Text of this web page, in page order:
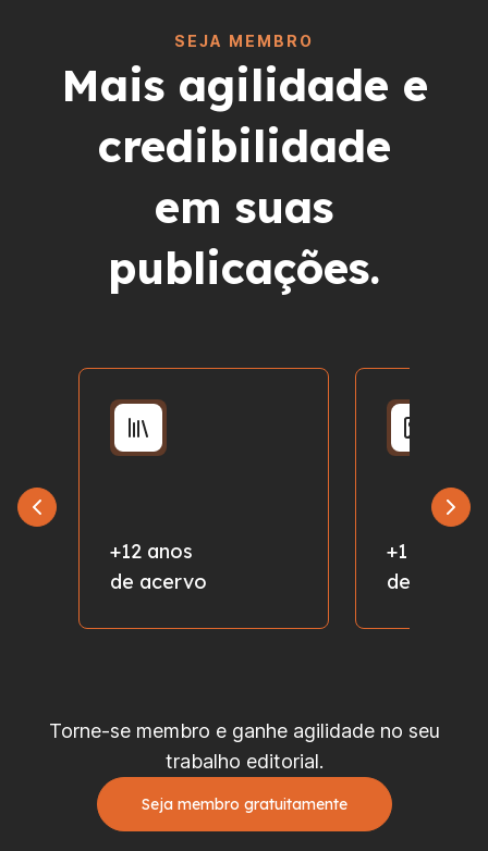
SEJA MEMBRO
Mais agilidade e
credibilidade
em suas
publicações.
+12 anos
de acervo
+1 milhão
de fotos
Torne-se membro e ganhe agilidade no seu
trabalho editorial.
Seja membro gratuitamente